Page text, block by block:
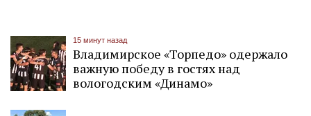
15 минут назад
Владимирское «Торпедо» одержало
важную победу в гостях над
вологодским «Динамо»